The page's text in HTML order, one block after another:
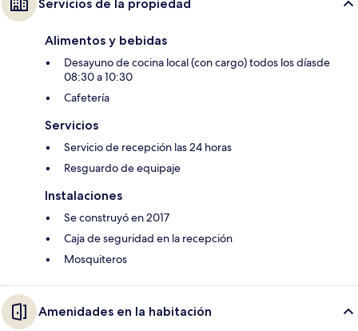
Servicios de la propiedad
Alimentos y bebidas
Desayuno de cocina local (con cargo) todos los díasde
08:30 a 10:30
Cafetería
Servicios
Servicio de recepción las 24 horas
Resguardo de equipaje
Instalaciones
Se construyó en 2017
Caja de seguridad en la recepción
Mosquiteros
Amenidades en la habitación